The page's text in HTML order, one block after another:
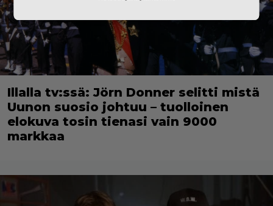
Illalla tv:ssä: Jörn Donner selitti mistä
Uunon suosio johtuu – tuolloinen
elokuva tosin tienasi vain 9000
markkaa